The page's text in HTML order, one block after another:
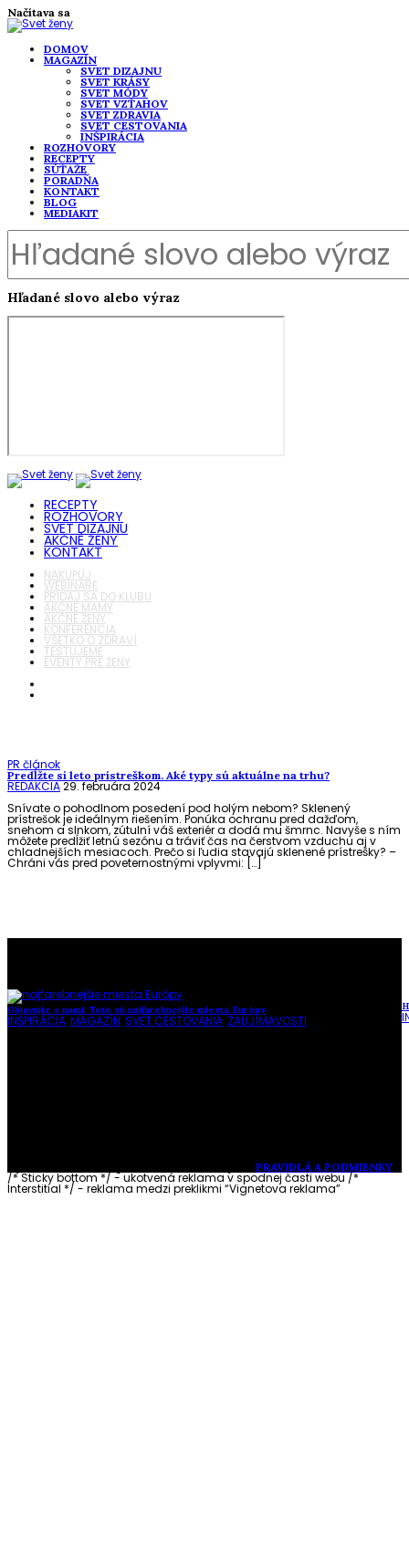
Načítava sa
DOMOV
MAGAZÍN
SVET DIZAJNU
SVET KRÁSY
SVET MÓDY
SVET VZŤAHOV
SVET ZDRAVIA
SVET CESTOVANIA
INŠPIRÁCIA
ROZHOVORY
RECEPTY
SÚŤAŽE
PORADŇA
KONTAKT
BLOG
MEDIAKIT
Hľadané slovo alebo výraz
RECEPTY
ROZHOVORY
SVET DIZAJNU
AKČNÉ ŽENY
KONTAKT
NAKUPUJ
WEBINÁRE
PRIDAJ SA DO KLUBU
AKČNÉ MAMY
AKČNÉ ŽENY
KONFERENCIA
VŠETKO O ZDRAVÍ
TESTUJEME
EVENTY PRE ŽENY
PR článok
Predĺžte si leto prístreškom. Aké typy sú aktuálne na trhu?
REDAKCIA29. februára 2024
Snívate o pohodlnom posedení pod holým nebom? Sklenený
prístrešok je ideálnym riešením. Ponúka ochranu pred dažďom,
snehom a slnkom, zútulní váš exteriér a dodá mu šmrnc. Navyše s ním
môžete predĺžiť letnú sezónu a tráviť čas na čerstvom vzduchu aj v
chladnejších mesiacoch. Prečo si ľudia stavajú sklenené prístrešky? –
Chráni vás pred poveternostnými vplyvmi: […]
Objavujte s nami: Toto sú najfarebnejšie miesta Európy
INŠPIRÁCIA MAGAZÍN SVET CESTOVANIA ZAUJÍMAVOSTI
PRAVIDLÁ A PODMIENKY
/* Sticky bottom */ - ukotvená reklama v spodnej časti webu/*
Interstitial */ - reklama medzi preklikmi “Vignetova reklama”